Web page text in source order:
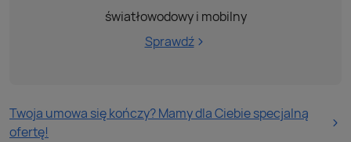
światłowodowy i mobilny
Sprawdź
Twoja umowa się kończy? Mamy dla Ciebie specjalną
ofertę!